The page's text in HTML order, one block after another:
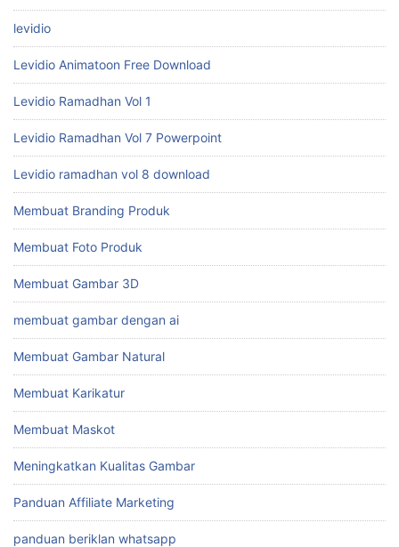
levidio
Levidio Animatoon Free Download
Levidio Ramadhan Vol 1
Levidio Ramadhan Vol 7 Powerpoint
Levidio ramadhan vol 8 download
Membuat Branding Produk
Membuat Foto Produk
Membuat Gambar 3D
membuat gambar dengan ai
Membuat Gambar Natural
Membuat Karikatur
Membuat Maskot
Meningkatkan Kualitas Gambar
Panduan Affiliate Marketing
panduan beriklan whatsapp